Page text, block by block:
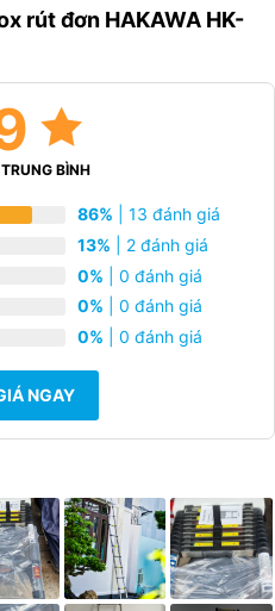
rút đơn HAKAWA HK-
BÌNH
86% | 13 đánh giá
13% | 2 đánh giá
0% | 0 đánh giá
0% | 0 đánh giá
0% | 0 đánh giá
NGAY